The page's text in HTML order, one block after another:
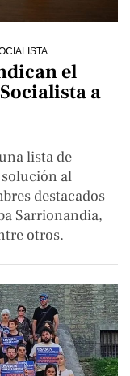
el
a
lista de
al
destacados
Sarrionandia,
otros.